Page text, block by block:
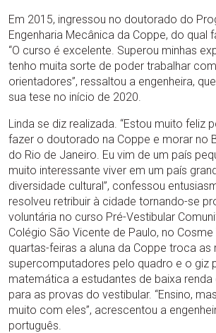
Em 2015, ingressou no doutorado do
Engenharia Mecânica da Coppe, do qual
“O curso é excelente. Superou minhas
tenho muita sorte de poder trabalhar
orientadores”, ressaltou a engenheira,
sua tese no início de 2020.
Linda se diz realizada. “Estou muito feliz
fazer o doutorado na Coppe e morar no
do Rio de Janeiro. Eu vim de um país
muito interessante viver em um país
diversidade cultural”, confessou
resolveu retribuir à cidade tornando-se
voluntária no curso Pré-Vestibular
Colégio São Vicente de Paulo, no
quartas-feiras a aluna da Coppe troca as
supercomputadores pelo quadro e o giz
matemática a estudantes de baixa renda
para as provas do vestibular. “Ensino,
muito com eles”, acrescentou a
português.